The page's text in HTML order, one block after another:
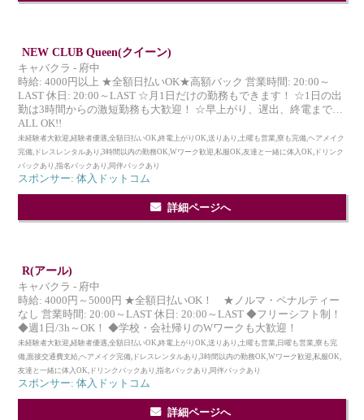
NEW CLUB Queen(クイーン)
キャバクラ - 府中
時給: 4000円以上 ★全額日払いOK★高額バック 営業時間: 20:00～
LAST 休日: 20:00～LAST ☆月1日だけの勤務もできます！ ☆1日の出
勤は3時間からの激短勤務も大歓迎！ ☆早上がり、遅出、終電まで…
ALL OK!!
未経験者大歓迎,経験者優遇,全額日払いOK,終電上がりOK,送りあり,土曜も営業,寮も完備,ヘアメイク
完備,ドレスレンタルあり,3時間以内の勤務OK,Wワーク歓迎,私服OK,友達と一緒に体入OK,ドリンク
バックあり,指名バックあり,同伴バックあり
スポンサー: 体入ドットコム
詳細ページへ
R(アール)
キャバクラ - 府中
時給: 4000円～5000円 ★全額日払いOK！ ★ノルマ・ペナルティー
なし 営業時間: 20:00～LAST 休日: 20:00～LAST ◆フリーシフト制！
◆週1日/3h～OK！ ◆学校・会社帰りのWワークも大歓迎！
未経験者大歓迎,経験者優遇,全額日払いOK,終電上がりOK,送りあり,土曜も営業,日曜も営業,寮も完
備,面接交通費支給,ヘアメイク完備,ドレスレンタルあり,3時間以内の勤務OK,Wワーク歓迎,私服OK,
友達と一緒に体入OK,ドリンクバックあり,指名バックあり,同伴バックあり
スポンサー: 体入ドットコム
詳細ページへ